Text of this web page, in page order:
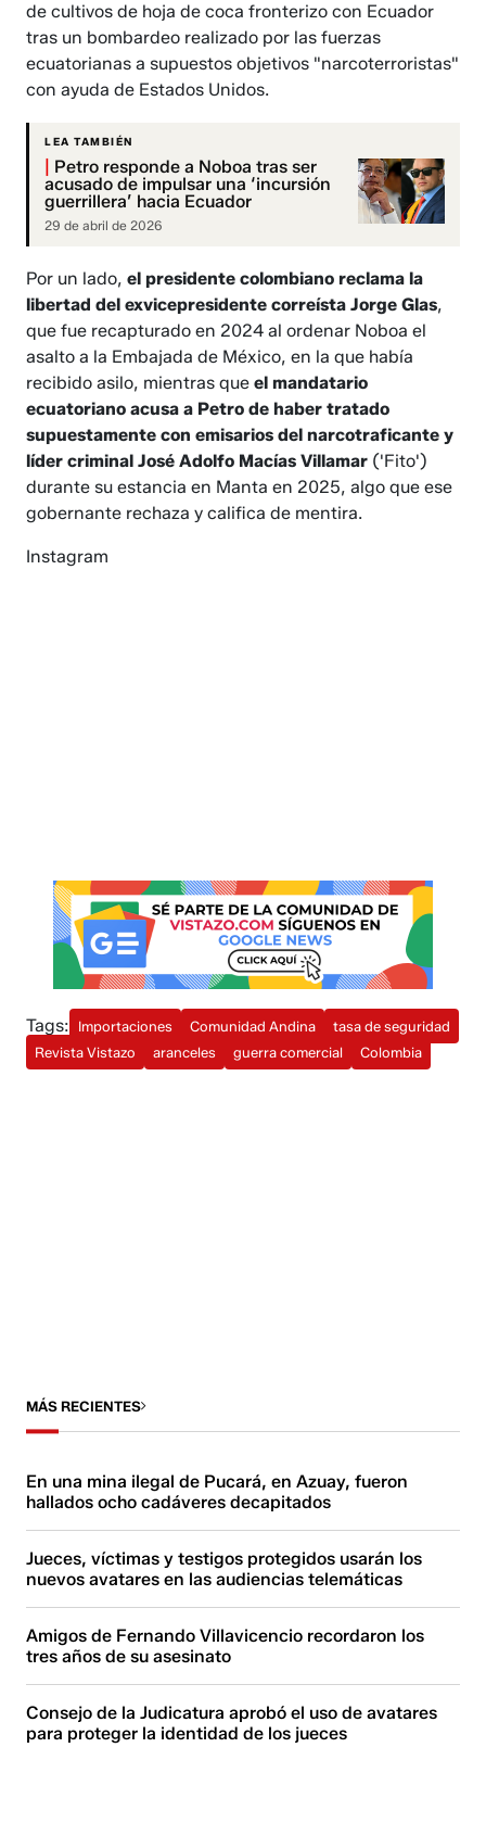
de cultivos de hoja de coca fronterizo con Ecuador
tras un bombardeo realizado por las fuerzas
ecuatorianas a supuestos objetivos "narcoterroristas"
con ayuda de Estados Unidos.
LEA TAMBIÉN
Petro responde a Noboa tras ser
acusado de impulsar una ‘incursión
guerrillera’ hacia Ecuador
29 de abril de 2026
Por un lado,el presidente colombiano reclama la
libertad del exvicepresidente correísta Jorge Glas,
que fue recapturado en 2024 al ordenar Noboa el
asalto a la Embajada de México, en la que había
recibido asilo, mientras que el mandatario
ecuatoriano acusa a Petro de haber tratado
supuestamente con emisarios del narcotraficante y
líder criminal José Adolfo Macías Villamar ('Fito')
durante su estancia en Manta en 2025, algo que ese
gobernante rechaza y califica de mentira.
Instagram
Tags: Importaciones Comunidad Andina
tasa de seguridad
Revista Vistazo
aranceles guerra comercial Colombia
MÁS RECIENTES
En una mina ilegal de Pucará, en Azuay, fueron
hallados ocho cadáveres decapitados
Jueces, víctimas y testigos protegidos usarán los
nuevos avatares en las audiencias telemáticas
Amigos de Fernando Villavicencio recordaron los
tres años de su asesinato
Consejo de la Judicatura aprobó el uso de avatares
para proteger la identidad de los jueces